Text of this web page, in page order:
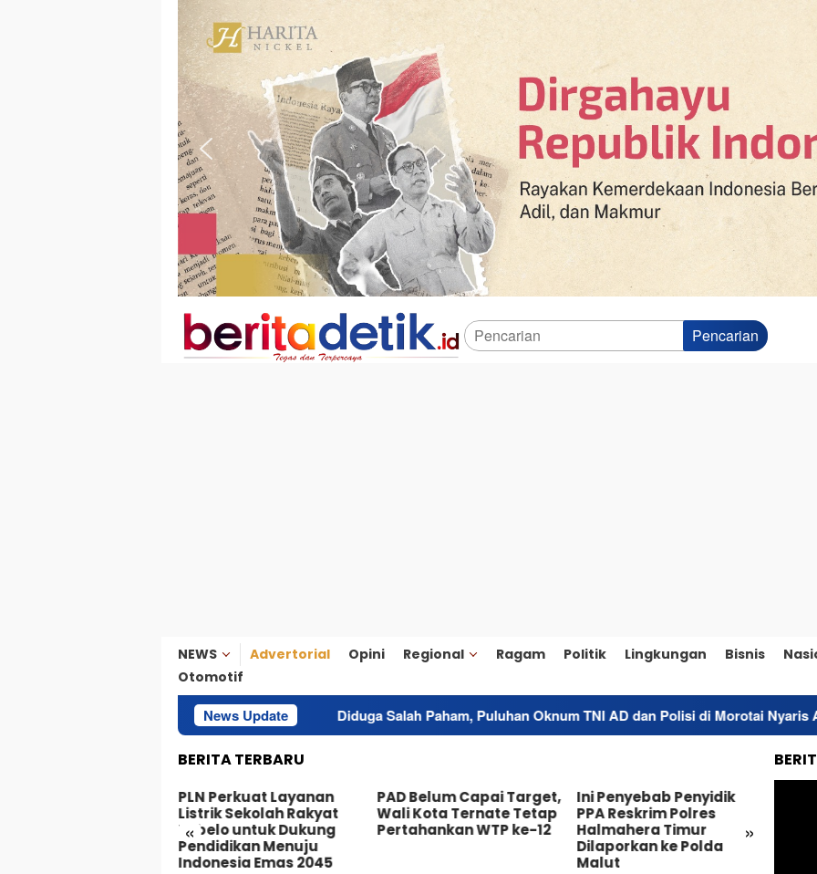
Loncat
konten
Pencarian
NEWS Advertorial Opini Regional Ragam Politik Lingkungan Bisnis
Otomotif
News Update
Diduga Salah Paham, Puluhan Oknum TNI AD dan Polisi di Morotai Nyaris Adu Jotos
BERITA TERBARU
« »
PLN Perkuat Layanan
Listrik Sekolah Rakyat
Tobelo untuk Dukung
Pendidikan Menuju
Indonesia Emas 2045
PAD Belum Capai Target,
Wali Kota Ternate Tetap
Pertahankan WTP ke-12
Ini Penyebab Penyidik
PPA Reskrim Polres
Halmahera Timur
Dilaporkan ke Polda
Malut